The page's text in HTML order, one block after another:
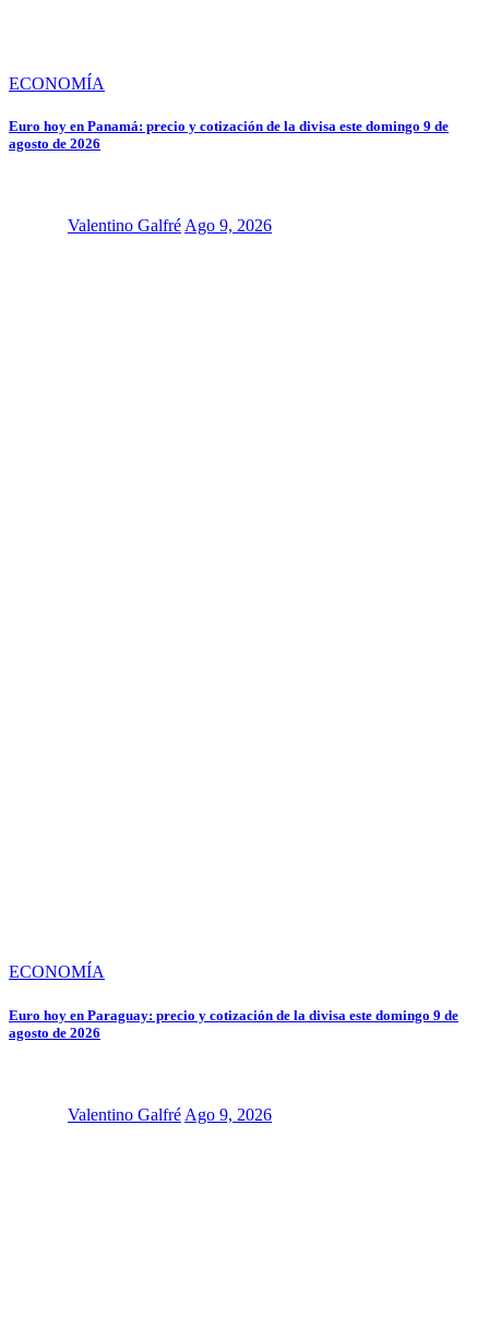
ECONOMÍA
Euro hoy en Panamá: precio y cotización de la divisa este domingo 9 de
agosto de 2026
Valentino Galfré Ago 9, 2026
ECONOMÍA
Euro hoy en Paraguay: precio y cotización de la divisa este domingo 9 de
agosto de 2026
Valentino Galfré Ago 9, 2026